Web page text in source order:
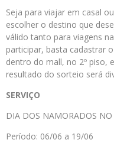
Seja para viajar em casal
escolher o destino que
válido tanto para viagens
participar, basta cadastrar
dentro do mall, no 2º piso,
resultado do sorteio será
SERVIÇO
DIA DOS NAMORADOS
Período: 06/06 a 19/06